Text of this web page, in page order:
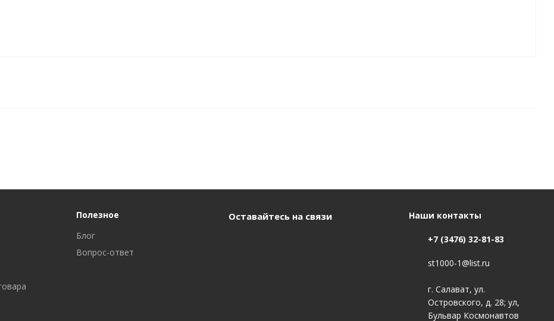
Полезное
Блог
Вопрос-ответ
Оставайтесь на связи Наши контакты
+7 (3476) 32-81-83
st1000-1@list.ru
г. Салават, ул.
Островского, д. 28; ул,
Бульвар Космонавтов